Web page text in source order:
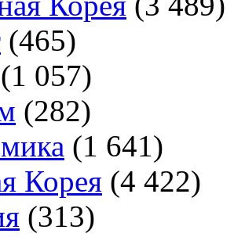
(465)
(1 057)
(282)
(1 641)
Корея (4 422)
(313)